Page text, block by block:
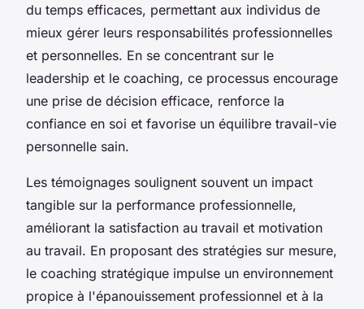
du temps efficaces, permettant aux individus de
mieux gérer leurs responsabilités professionnelles
et personnelles. En se concentrant sur le
leadership et le coaching, ce processus encourage
une prise de décision efficace, renforce la
confiance en soi et favorise un équilibre travail-vie
personnelle sain.
Les témoignages soulignent souvent un impact
tangible sur la performance professionnelle,
améliorant la satisfaction au travail et motivation
au travail. En proposant des stratégies sur mesure,
le coaching stratégique impulse un environnement
propice à l'épanouissement professionnel et à la